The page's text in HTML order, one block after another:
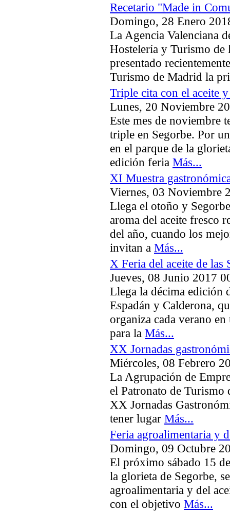
Recetario "Made in
Domingo, 28 Enero
La Agencia Valenciana
Hostelería y Turismo de
presentado
Turismo de Madrid la
Triple cita con el aceite
Lunes, 20 Noviembre
Este mes de noviembre
triple en Segorbe. Por
en el parque de la
edición feria Más...
XI Muestra
Viernes, 03 Noviembre
Llega el otoño y
aroma del aceite fresco
del año, cuando los
invitan a Más...
X Feria del aceite de las
Jueves, 08 Junio 2017
Llega la décima edición
Espadán y Calderona,
organiza cada verano
para la Más...
XX Jornadas
Miércoles, 08 Febrero
La Agrupación de
el Patronato de Turismo
XX Jornadas
tener lugar Más...
Feria agroalimentaria y
Domingo, 09 Octubre
El próximo sábado 15
la glorieta de Segorbe,
agroalimentaria y del
con el objetivo Más...